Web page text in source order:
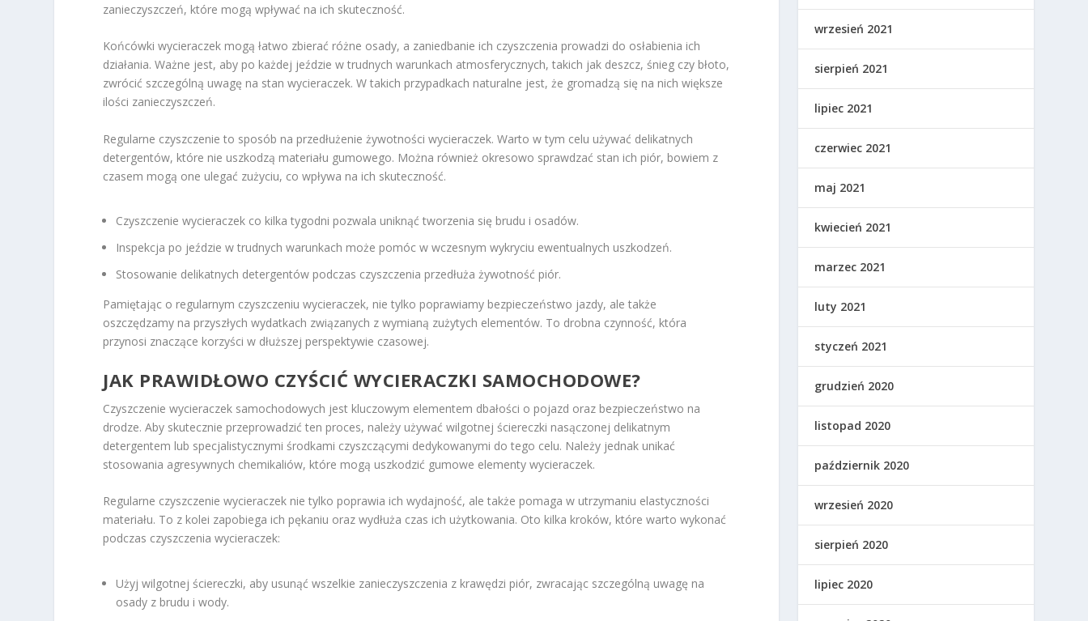
zanieczyszczeń, które mogą wpływać na ich skuteczność.
Końcówki wycieraczek mogą łatwo zbierać różne osady, a zaniedbanie ich czyszczenia prowadzi do osłabienia ich
działania. Ważne jest, aby po każdej jeździe w trudnych warunkach atmosferycznych, takich jak deszcz, śnieg czy błoto,
zwrócić szczególną uwagę na stan wycieraczek. W takich przypadkach naturalne jest, że gromadzą się na nich większe
ilości zanieczyszczeń.
Regularne czyszczenie to sposób na przedłużenie żywotności wycieraczek. Warto w tym celu używać delikatnych
detergentów, które nie uszkodzą materiału gumowego. Można również okresowo sprawdzać stan ich piór, bowiem z
czasem mogą one ulegać zużyciu, co wpływa na ich skuteczność.
Czyszczenie wycieraczek co kilka tygodni pozwala uniknąć tworzenia się brudu i osadów.
Inspekcja po jeździe w trudnych warunkach może pomóc w wczesnym wykryciu ewentualnych uszkodzeń.
Stosowanie delikatnych detergentów podczas czyszczenia przedłuża żywotność piór.
Pamiętając o regularnym czyszczeniu wycieraczek, nie tylko poprawiamy bezpieczeństwo jazdy, ale także
oszczędzamy na przyszłych wydatkach związanych z wymianą zużytych elementów. To drobna czynność, która
przynosi znaczące korzyści w dłuższej perspektywie czasowej.
JAK PRAWIDŁOWO CZYŚCIĆ WYCIERACZKI SAMOCHODOWE?
Czyszczenie wycieraczek samochodowych jest kluczowym elementem dbałości o pojazd oraz bezpieczeństwo na
drodze. Aby skutecznie przeprowadzić ten proces, należy używać wilgotnej ściereczki nasączonej delikatnym
detergentem lub specjalistycznymi środkami czyszczącymi dedykowanymi do tego celu. Należy jednak unikać
stosowania agresywnych chemikaliów, które mogą uszkodzić gumowe elementy wycieraczek.
Regularne czyszczenie wycieraczek nie tylko poprawia ich wydajność, ale także pomaga w utrzymaniu elastyczności
materiału. To z kolei zapobiega ich pękaniu oraz wydłuża czas ich użytkowania. Oto kilka kroków, które warto wykonać
podczas czyszczenia wycieraczek:
Użyj wilgotnej ściereczki, aby usunąć wszelkie zanieczyszczenia z krawędzi piór, zwracając szczególną uwagę na
osady z brudu i wody.
wrzesień 2021
sierpień 2021
lipiec 2021
czerwiec 2021
maj 2021
kwiecień 2021
marzec 2021
luty 2021
styczeń 2021
grudzień 2020
listopad 2020
październik 2020
wrzesień 2020
sierpień 2020
lipiec 2020